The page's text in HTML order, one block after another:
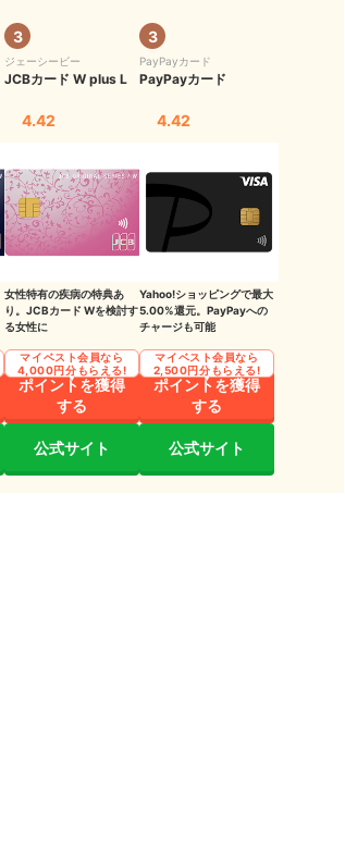
3
ジェーシービー
JCBカード W plus L
4.42
女性特有の疾病の特典あ
り。JCBカード Wを検討す
る女性に
ポイントを獲得
する
マイベスト会員なら
4,000円分もらえる!
公式サイト
3
PayPayカード
PayPayカード
4.42
Yahoo!ショッピングで最大
5.00%還元。PayPayへの
チャージも可能
ポイントを獲得
する
マイベスト会員なら
2,500円分もらえる!
公式サイト